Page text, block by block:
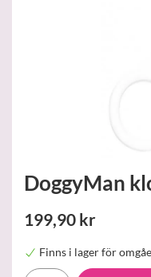
DoggyMan
199,90 kr
Finns i lager för